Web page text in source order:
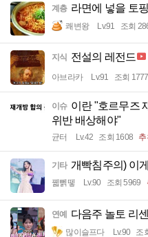
계층 라면에 넣을 토
쾌변왕 Lv.91 조회
지식 전설의 레전드
아브라카 Lv.91 조회 1777
이슈 이란 "호르무즈
위반 배상해야"
균터 Lv.42 조회 1608 추
기타 개빡침주의) 이
꿻뻵뗗 Lv.90 조회 5969
연예 다음주 놀토 리
많이슬프다 Lv.90 조